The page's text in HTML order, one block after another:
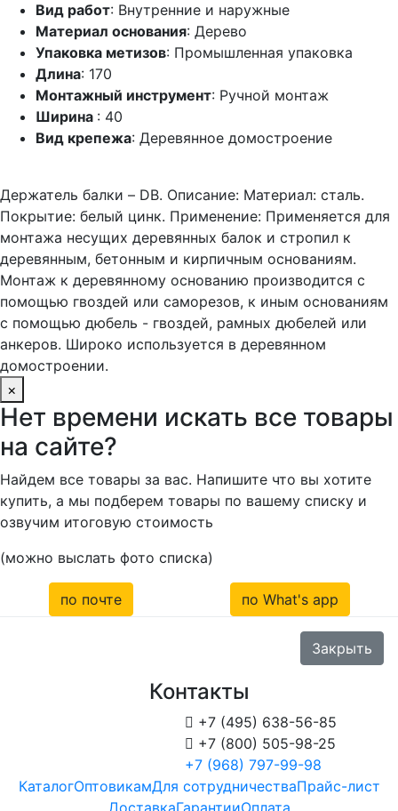
Вид работ: Внутренние и наружные
Материал основания: Дерево
Упаковка метизов: Промышленная упаковка
Длина: 170
Монтажный инструмент: Ручной монтаж
Ширина : 40
Вид крепежа: Деревянное домостроение
Держатель балки – DB. Описание: Материал: сталь.
Покрытие: белый цинк. Применение: Применяется для
монтажа несущих деревянных балок и стропил к
деревянным, бетонным и кирпичным основаниям.
Монтаж к деревянному основанию производится с
помощью гвоздей или саморезов, к иным основаниям
с помощью дюбель - гвоздей, рамных дюбелей или
анкеров. Широко используется в деревянном
домостроении.
×
Нет времени искать все товары
на сайте?
Найдем все товары за вас. Напишите что вы хотите
купить, а мы подберем товары по вашему списку и
озвучим итоговую стоимость
(можно выслать фото списка)
по почте по What's app
Закрыть
Контакты
 +7 (495) 638-56-85
 +7 (800) 505-98-25
+7 (968) 797-99-98
КаталогОптовикамДля сотрудничестваПрайс-лист
ДоставкаГарантииОплата